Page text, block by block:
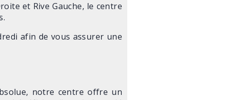
et Rive Gauche, le centre
afin de vous assurer une
notre centre offre un